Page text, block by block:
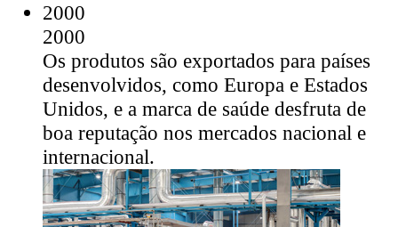
2000
2000
Os produtos são exportados para países
desenvolvidos, como Europa e Estados
Unidos, e a marca de saúde desfruta de
boa reputação nos mercados nacional e
internacional.